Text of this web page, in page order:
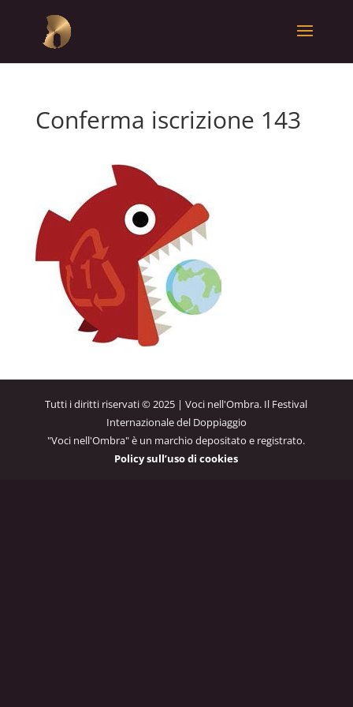
Conferma iscrizione 143
Tutti i diritti riservati © 2025 | Voci nell'Ombra. Il Festival
Internazionale del Doppiaggio
"Voci nell'Ombra" è un marchio depositato e registrato.
Policy sull’uso di cookies